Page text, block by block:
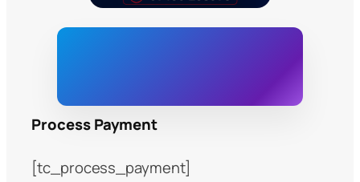
Process Payment
[tc_process_payment]